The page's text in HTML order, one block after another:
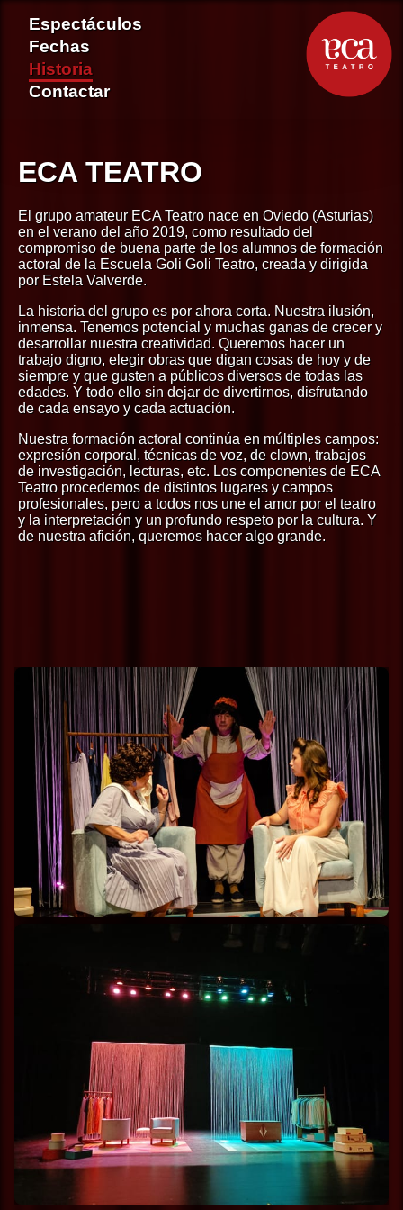
Espectáculos
Fechas
Historia
Contactar
ECA TEATRO
El grupo amateur ECA Teatro nace en Oviedo (Asturias)
en el verano del año 2019, como resultado del
compromiso de buena parte de los alumnos de formación
actoral de la Escuela Goli Goli Teatro, creada y dirigida
por Estela Valverde.
La historia del grupo es por ahora corta. Nuestra ilusión,
inmensa. Tenemos potencial y muchas ganas de crecer y
desarrollar nuestra creatividad. Queremos hacer un
trabajo digno, elegir obras que digan cosas de hoy y de
siempre y que gusten a públicos diversos de todas las
edades. Y todo ello sin dejar de divertirnos, disfrutando
de cada ensayo y cada actuación.
Nuestra formación actoral continúa en múltiples campos:
expresión corporal, técnicas de voz, de clown, trabajos
de investigación, lecturas, etc. Los componentes de ECA
Teatro procedemos de distintos lugares y campos
profesionales, pero a todos nos une el amor por el teatro
y la interpretación y un profundo respeto por la cultura. Y
de nuestra afición, queremos hacer algo grande.